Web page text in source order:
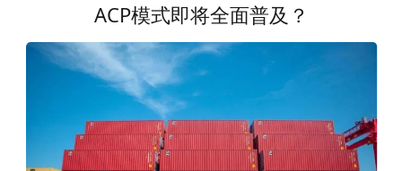
ACP模式即将全面普及？